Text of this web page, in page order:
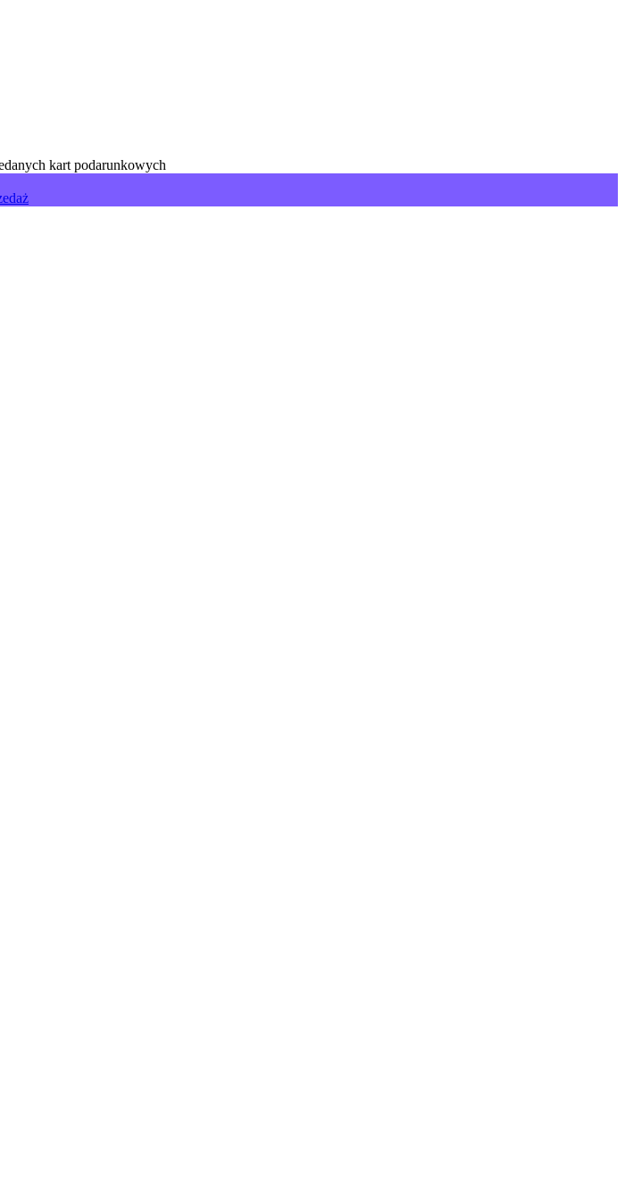
kart podarunkowych